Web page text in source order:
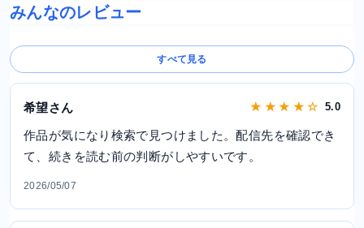
みんなのレビュー
すべて見る
希望さん ★ ★ ★ ★ ☆ 5.0
作品が気になり検索で見つけました。配信先を確認でき
て、続きを読む前の判断がしやすいです。
2026/05/07